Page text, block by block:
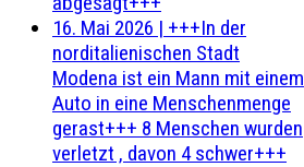
16. Mai 2026 | +++In der
norditalienischen Stadt
Modena ist ein Mann mit einem
Auto in eine Menschenmenge
gerast+++ 8 Menschen wurden
verletzt , davon 4 schwer+++